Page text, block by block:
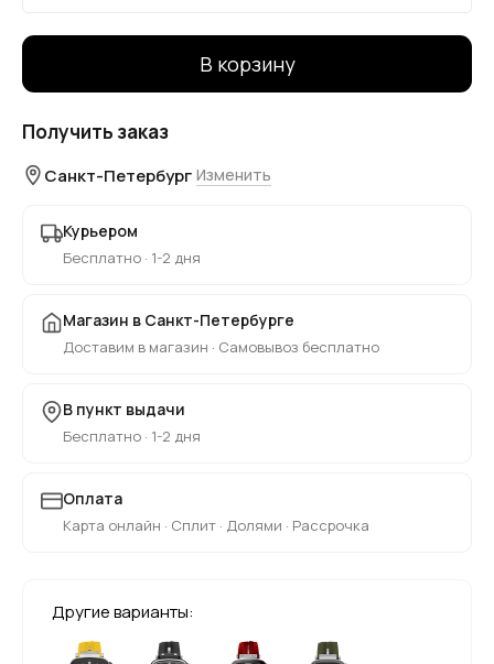
В корзину
Получить заказ
Санкт-Петербург Изменить
Курьером
Бесплатно · 1-2 дня
Магазин в Санкт-Петербурге
Доставим в магазин · Самовывоз бесплатно
В пункт выдачи
Бесплатно · 1-2 дня
Оплата
Карта онлайн · Сплит · Долями · Рассрочка
Другие варианты: